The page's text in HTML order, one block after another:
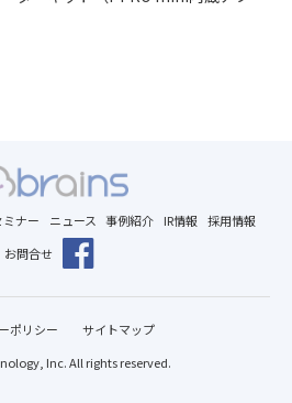
ナー ニュース 事例紹介 IR情報
採用情報
お問合せ
Inc. All rights reserved.
ポリシー サイトマップ